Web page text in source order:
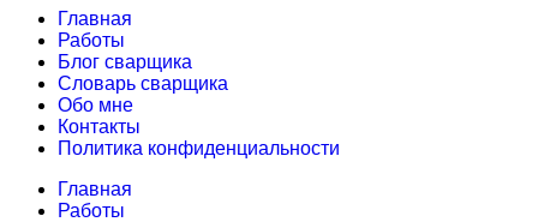
Главная
Работы
Блог сварщика
Словарь сварщика
Обо мне
Контакты
Политика конфиденциальности
Главная
Работы